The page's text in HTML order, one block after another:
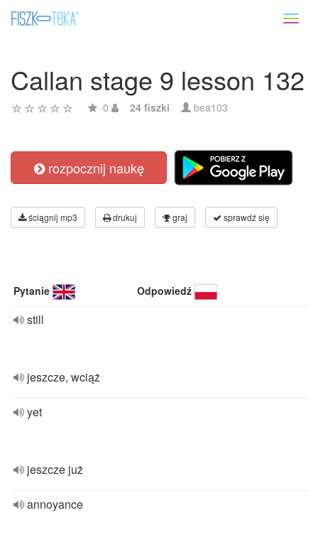
Callan stage 9 lesson 132
0 24 fiszki bea103
rozpocznij naukę
ściągnij mp3 drukuj graj sprawdź się
Pytanie Odpowiedź
still
jeszcze, wciąż
yet
jeszcze już
annoyance